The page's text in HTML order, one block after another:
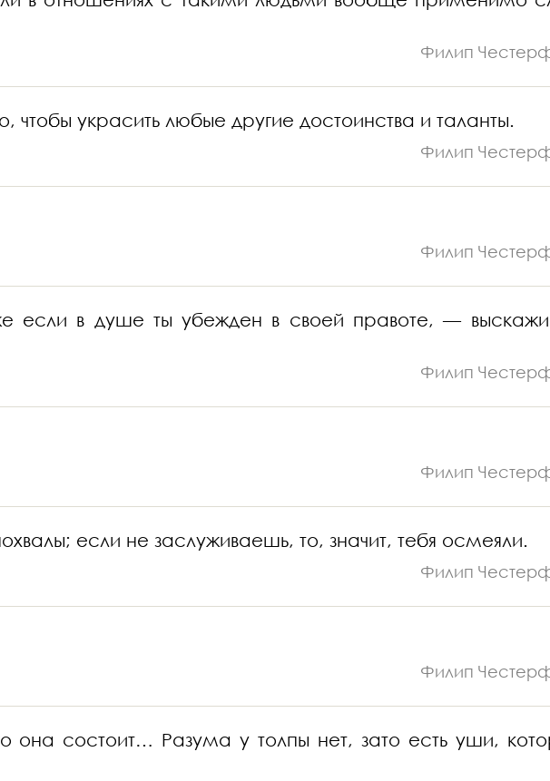
Филип
украсить любые другие достоинства и таланты.
Филип
Филип
если в душе ты убежден в своей правоте, —
Филип
Филип
если не заслуживаешь, то, значит, тебя осмеяли.
Филип
Филип
она состоит… Разума у толпы нет, зато есть уши,